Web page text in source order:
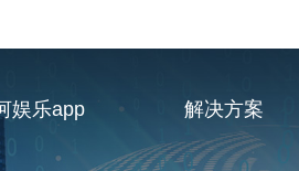
娱乐app 解决方案